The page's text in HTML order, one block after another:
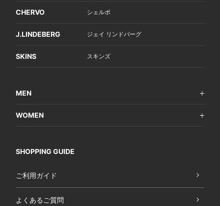
CHERVO シェルボ
J.LINDEBERG ジェイ リンドバーグ
SKINS スキンズ
MEN
WOMEN
SHOPPING GUIDE
ご利用ガイド
よくあるご質問